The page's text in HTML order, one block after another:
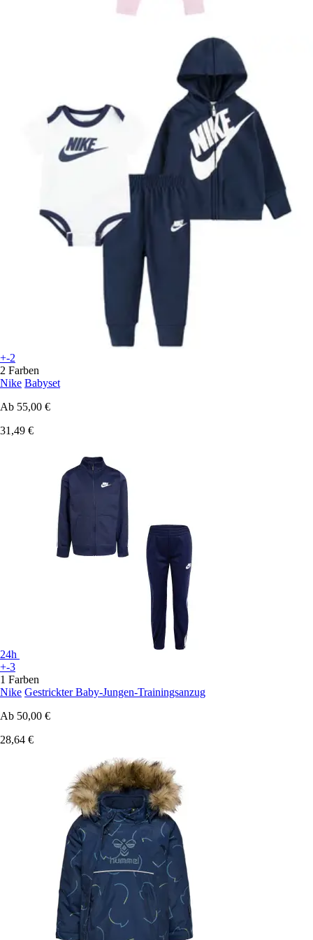
+-2
2 Farben
Nike Babyset
Ab 55,00 €
31,49 €
24h
+-3
1 Farben
Nike Gestrickter Baby-Jungen-Trainingsanzug
Ab 50,00 €
28,64 €